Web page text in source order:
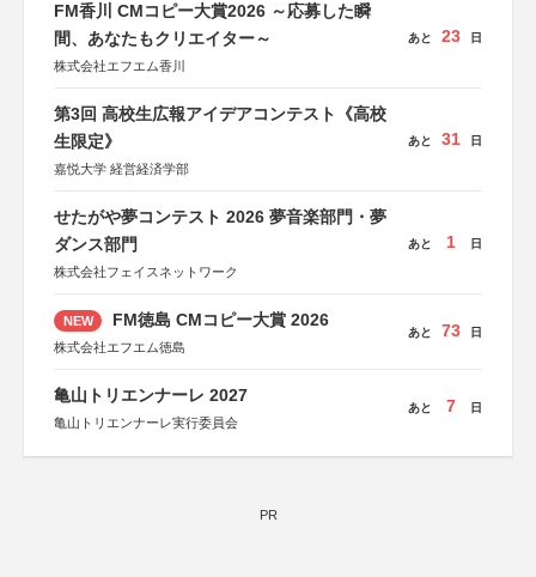
FM香川 CMコピー大賞2026 ～応募した瞬
間、あなたもクリエイター～
株式会社エフエム香川
あと 23 日
第3回 高校生広報アイデアコンテスト《高校
生限定》
嘉悦大学 経営経済学部
あと 31 日
せたがや夢コンテスト 2026 夢音楽部門・夢
ダンス部門
株式会社フェイスネットワーク
あと 1 日
NEW FM徳島 CMコピー大賞 2026
株式会社エフエム徳島
あと 73 日
亀山トリエンナーレ 2027
亀山トリエンナーレ実行委員会
あと 7 日
PR